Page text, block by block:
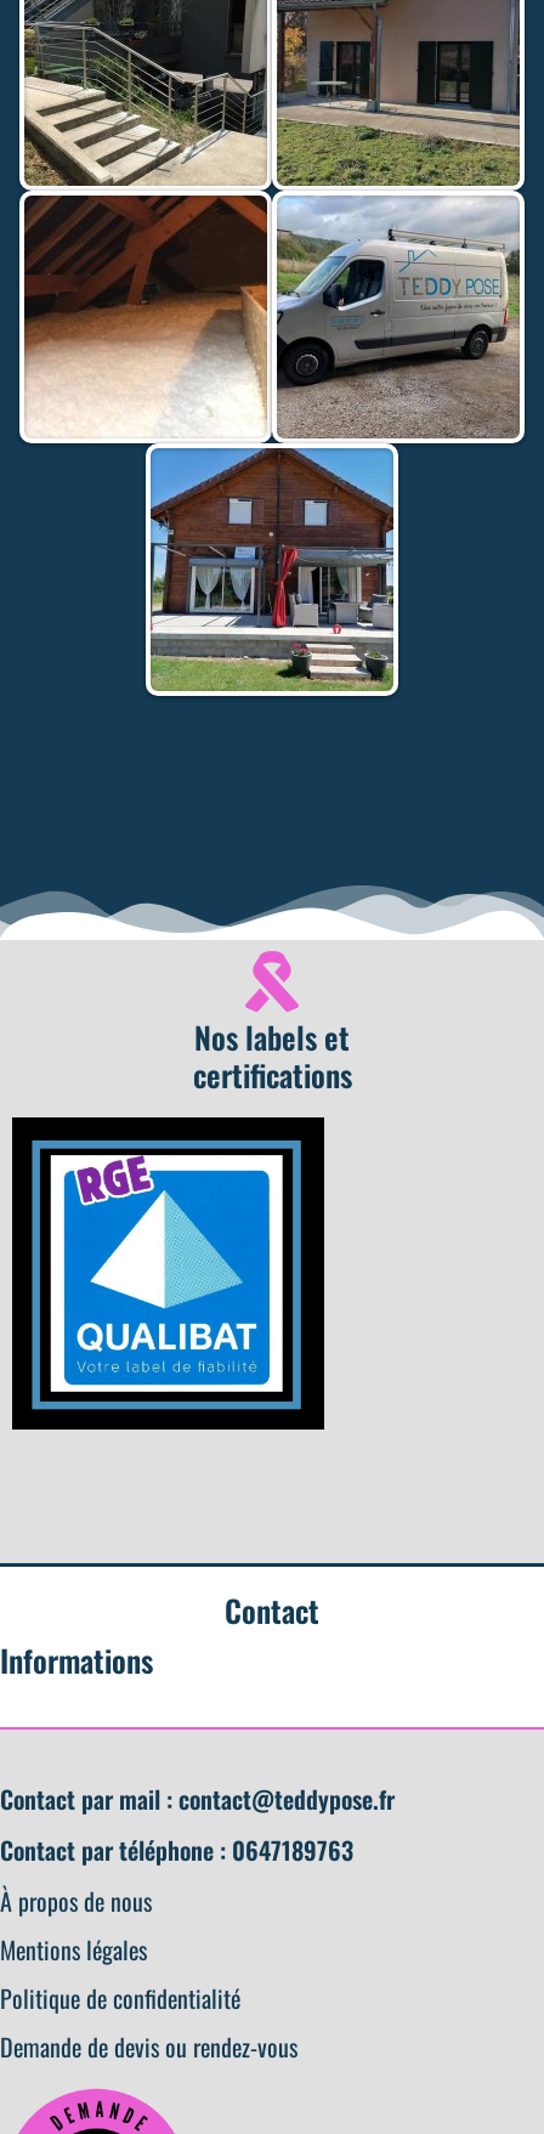
Nos labels et
certifications
Contact
Informations
Contact par mail :contact@teddypose.fr
Contact par téléphone : 0647189763
À propos de nous
Mentions légales
Politique de confidentialité
Demande de devis ou rendez-vous